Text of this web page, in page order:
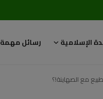
الإسلامية رسائل مهمة
مع الصهاينة!؟